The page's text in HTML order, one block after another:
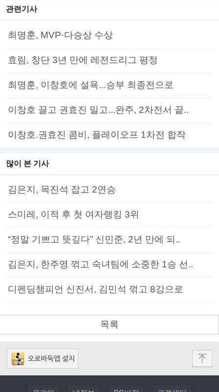
관련기사
최명훈, MVP·다승상 수상
효림, 창단 3년 만에 레전드리그 평정
최명훈, 이창호에 설욕...승부 최종전으로
이창호 끌고 권효진 밀고...완주, 2차전서 끝..
이창호.권효진 콤비, 플레이오프 1차전 합작
많이 본 기사
김은지, 목진석 잡고 2연승
스미레, 이적 후 첫 여자랭킹 3위
“정말 기쁘고 뜻깊다” 신민준, 2년 만에 되..
김은지, 한주영 꺾고 숙녀팀에 소중한 1승 선..
디펜딩챔피언 신진서, 김민석 꺾고 8강으로
목록